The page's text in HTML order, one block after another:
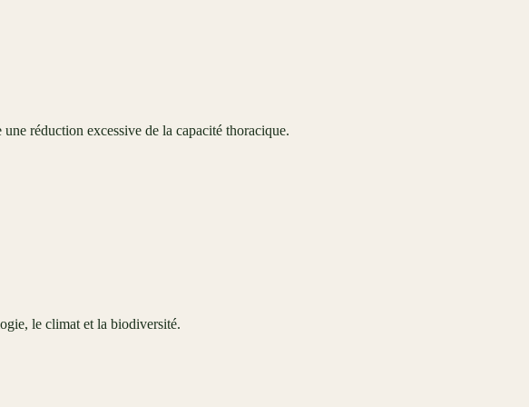
réduction excessive de la capacité thoracique.
le climat et la biodiversité.